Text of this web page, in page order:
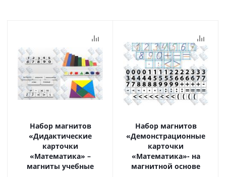
Набор магнитов
«Дидактические
карточки
«Математика» –
магниты учебные
Набор магнитов
«Демонстрационные
карточки
«Математика»- на
магнитной основе